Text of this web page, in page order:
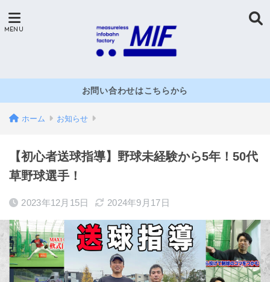
お問い合わせはこちらから
ホーム お知らせ
【初心者送球指導】野球未経験から5年！50代
草野球選手！
2023年12月15日 2024年9月17日